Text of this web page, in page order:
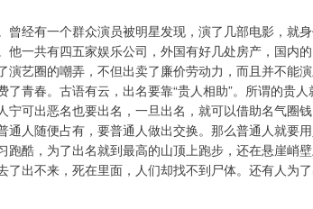
曾经有一个群众演员被明星发现，演了几部电影，就
他一共有四五家娱乐公司，外国有好几处房产，国内
演艺圈的嘲弄，不但出卖了廉价劳动力，而且并不能
青春。古语有云，出名要靠“贵人相助”。所谓的贵
宁可出恶名也要出名，一旦出名，就可以借助名气圈
通人随便占有，要普通人做出交换。那么普通人就要
跑酷，为了出名就到最高的山顶上跑步，还在悬崖峭
了出不来，死在里面，人们却找不到尸体。还有人为